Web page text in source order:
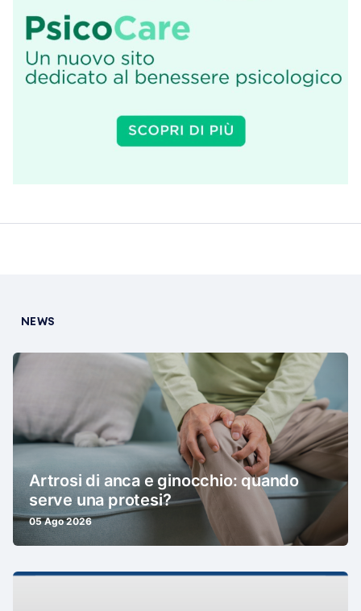
NEWS
Artrosi di anca e ginocchio: quando
serve una protesi?
05 Ago 2026